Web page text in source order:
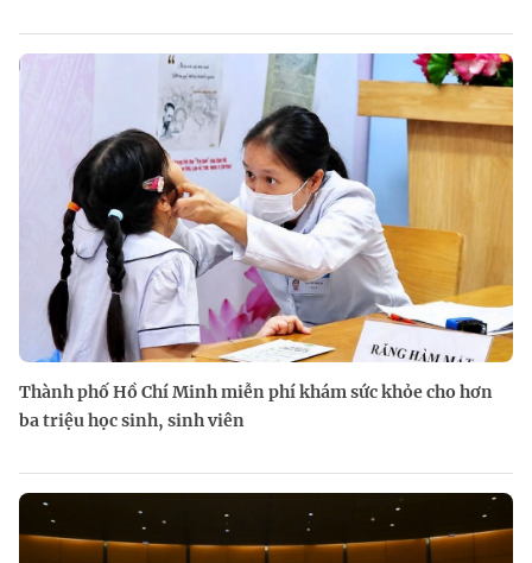
Thành phố Hồ Chí Minh miễn phí khám sức khỏe cho hơn
ba triệu học sinh, sinh viên